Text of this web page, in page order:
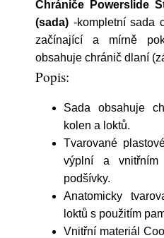
Chrániče Powerslide
(sada) -kompletní sada
začínající a mírně
obsahuje chránič dlaní
Popis:
Sada obsahuje
kolen a loktů.
Tvarované
výplní a vnitřním
podšívky.
Anatomicky
loktů s použitím
Vnitřní materiál